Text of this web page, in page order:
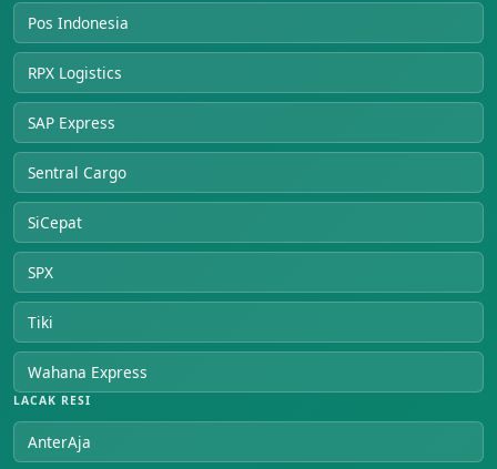
Pos Indonesia
RPX Logistics
SAP Express
Sentral Cargo
SiCepat
SPX
Tiki
Wahana Express
LACAK RESI
AnterAja